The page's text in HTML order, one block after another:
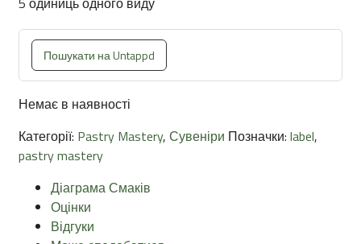
25 ₴.20 ₴.
Пошукати на Untappd
Немає в наявності
Категорії: Pastry Mastery, Сувеніри Позначки: label,
pastry mastery
Діаграма Смаків
Оцінки
Відгуки